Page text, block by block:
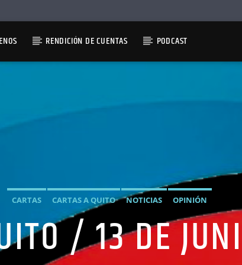
RENDICIÓN DE CUENTAS PODCAST
CARTAS CARTAS A QUITO NOTICIAS OPINIÓN
/ 13 DE